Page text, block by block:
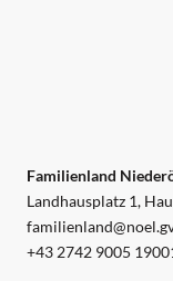
Familienland
Landhausplatz 1,
+43 2742 9005